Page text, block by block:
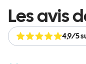
Les avis
4,9/5